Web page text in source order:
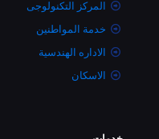
المركز التكنولوجى
خدمة المواطنين
الاداره الهندسية
الاسكان